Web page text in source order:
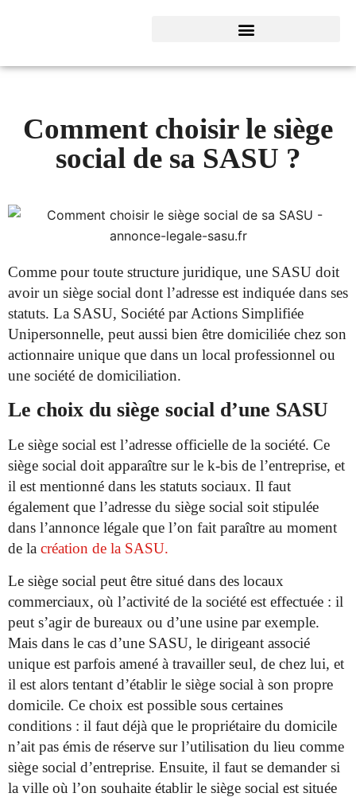
Comment choisir le siège
social de sa SASU ?
Comme pour toute structure juridique, une SASU doit
avoir un siège social dont l’adresse est indiquée dans ses
statuts. La SASU, Société par Actions Simplifiée
Unipersonnelle, peut aussi bien être domiciliée chez son
actionnaire unique que dans un local professionnel ou
une société de domiciliation.
Le choix du siège social d’une SASU
Le siège social est l’adresse officielle de la société. Ce
siège social doit apparaître sur le k-bis de l’entreprise, et
il est mentionné dans les statuts sociaux. Il faut
également que l’adresse du siège social soit stipulée
dans l’annonce légale que l’on fait paraître au moment
de la création de la SASU.
Le siège social peut être situé dans des locaux
commerciaux, où l’activité de la société est effectuée : il
peut s’agir de bureaux ou d’une usine par exemple.
Mais dans le cas d’une SASU, le dirigeant associé
unique est parfois amené à travailler seul, de chez lui, et
il est alors tentant d’établir le siège social à son propre
domicile. Ce choix est possible sous certaines
conditions : il faut déjà que le propriétaire du domicile
n’ait pas émis de réserve sur l’utilisation du lieu comme
siège social d’entreprise. Ensuite, il faut se demander si
la ville où l’on souhaite établir le siège social est située